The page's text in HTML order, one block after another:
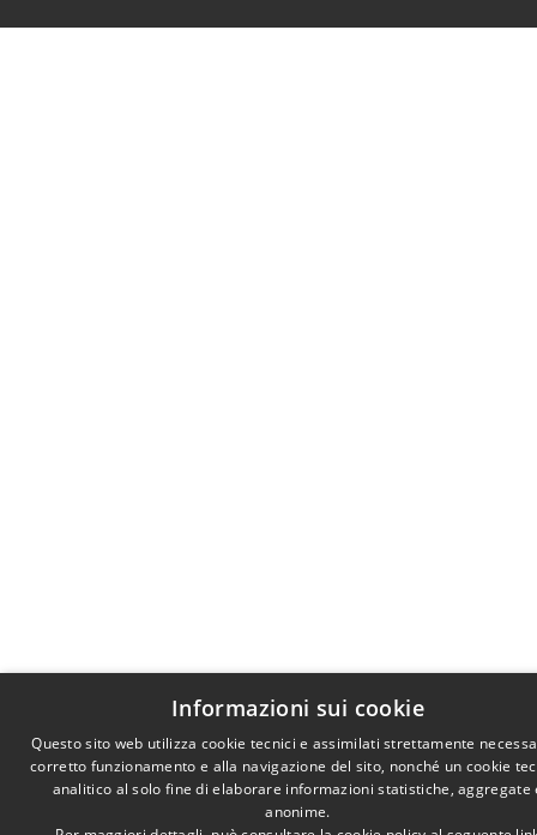
Informazioni sui cookie
Questo sito web utilizza cookie tecnici e assimilati strettamente
corretto funzionamento e alla navigazione del sito, nonché un cookie
analitico al solo fine di elaborare informazioni statistiche, aggregate
anonime.